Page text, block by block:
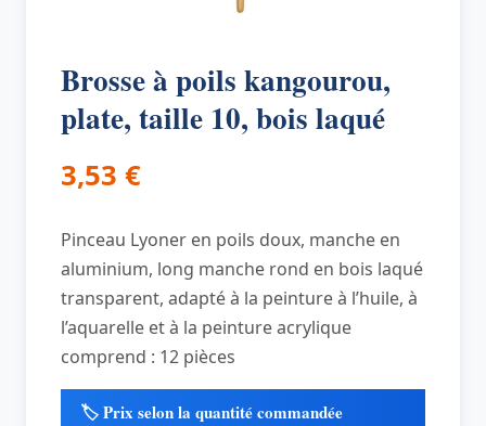
Brosse à poils kangourou,
plate, taille 10, bois laqué
3,53 €
Pinceau Lyoner en poils doux, manche en
aluminium, long manche rond en bois laqué
transparent, adapté à la peinture à l’huile, à
l’aquarelle et à la peinture acrylique
comprend : 12 pièces
🏷️ Prix selon la quantité commandée